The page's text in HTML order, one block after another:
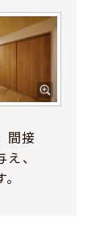
間接
、